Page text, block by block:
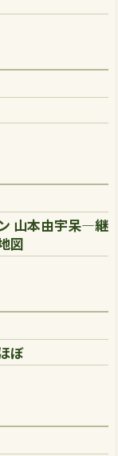
山本由宇呆―継
図
ぼ